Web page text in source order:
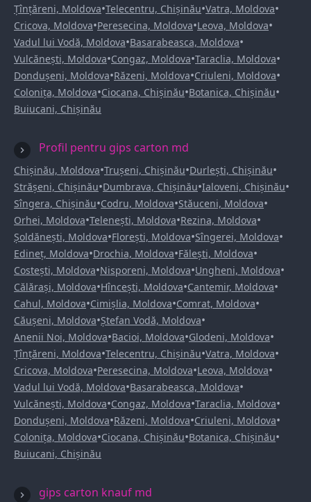
Țînțăreni, Moldova•Telecentru, Chișinău•Vatra, Moldova•
Cricova, Moldova•Peresecina, Moldova•Leova, Moldova•
Vadul lui Vodă, Moldova•Basarabeasca, Moldova•
Vulcănești, Moldova•Congaz, Moldova•Taraclia, Moldova•
Dondușeni, Moldova•Răzeni, Moldova•Criuleni, Moldova•
Colonița, Moldova•Ciocana, Chișinău•Botanica, Chișinău•
Buiucani, Chișinău
Profil pentru gips carton md
Chișinău, Moldova•Trușeni, Chișinău•Durlești, Chișinău•
Strășeni, Chișinău•Dumbrava, Chișinău•Ialoveni, Chișinău•
Sîngera, Chișinău•Codru, Moldova•Stăuceni, Moldova•
Orhei, Moldova•Telenești, Moldova•Rezina, Moldova•
Șoldănești, Moldova•Florești, Moldova•Sîngerei, Moldova•
Edineț, Moldova•Drochia, Moldova•Fălești, Moldova•
Costești, Moldova•Nisporeni, Moldova•Ungheni, Moldova•
Călărași, Moldova•Hîncești, Moldova•Cantemir, Moldova•
Cahul, Moldova•Cimișlia, Moldova•Comrat, Moldova•
Căușeni, Moldova•Ștefan Vodă, Moldova•
Anenii Noi, Moldova•Bacioi, Moldova•Glodeni, Moldova•
Țînțăreni, Moldova•Telecentru, Chișinău•Vatra, Moldova•
Cricova, Moldova•Peresecina, Moldova•Leova, Moldova•
Vadul lui Vodă, Moldova•Basarabeasca, Moldova•
Vulcănești, Moldova•Congaz, Moldova•Taraclia, Moldova•
Dondușeni, Moldova•Răzeni, Moldova•Criuleni, Moldova•
Colonița, Moldova•Ciocana, Chișinău•Botanica, Chișinău•
Buiucani, Chișinău
gips carton knauf md